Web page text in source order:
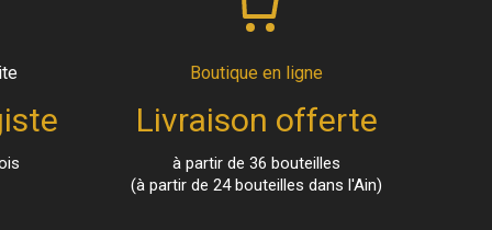
Boutique en ligne
Livraison offerte
à partir de 36 bouteilles
(à partir de 24 bouteilles dans l'Ain)